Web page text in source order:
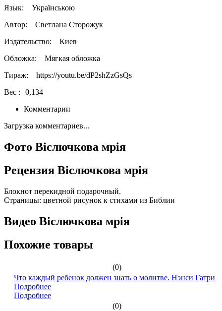
Язык: Українською
Автор:
Светлана Сторожук
Издательство:
Киев
Обложка: Мягкая обложка
Тираж: https://youtu.be/dP2shZzGsQs
Вес :
0,134
Комментарии
Загрузка комментариев...
Фото Віслючкова мрія
Рецензия Віслючкова мрія
Блокнот перекидной подарочный.
Страницы: цветной рисунок к стихами из Библии
Видео Віслючкова мрія
Похожие товары
(0)
Что каждый ребенок должен знать о молитве. Нэнси Гатри
Подробнее
Подробнее
(0)